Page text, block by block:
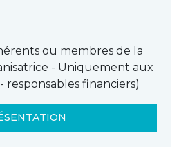
ou membres de la
- Uniquement aux
responsables financiers)